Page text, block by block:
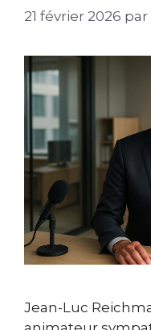
21 février 2026 par
Jean-Luc